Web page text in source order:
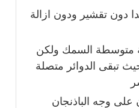
دون تقشير ودون ازالة
متوسطة السمك ولكن
تبقى الدوائر متصلة
وجه الباذنجان